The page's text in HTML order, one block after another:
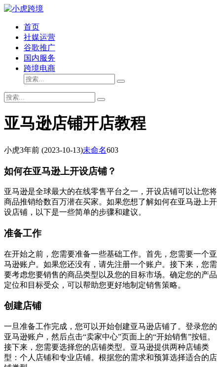
首页
社媒运营
谷歌推广
国内服务
跨境电商
亚马逊店铺开店教程
小虎3年前 (2023-10-13)未命名603
如何在亚马逊上开设店铺？
亚马逊是全球最大的在线零售平台之一，开设店铺可以让您将
商品推销给数百万潜在买家。如果您想了解如何在亚马逊上开
设店铺，以下是一些简单的步骤和建议。
准备工作
在开始之前，您需要准备一些基础工作。首先，您需要一个亚
马逊账户。如果您还没有，请先注册一个账户。接下来，您需
要考虑您要销售的商品类型以及您的目标市场。确定您的产品
定位和目标受众，可以帮助您更好地制定销售策略。
创建店铺
一旦准备工作完成，您可以开始创建亚马逊店铺了。登录您的
亚马逊账户，然后点击“卖家中心”页面上的“开始销售”按钮。
接下来，您需要选择您的店铺类型。亚马逊提供两种店铺类
型：个人店铺和专业店铺。根据您的需求和预算选择适合的店